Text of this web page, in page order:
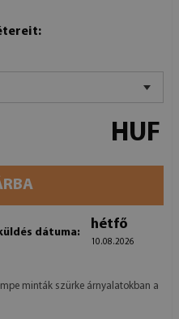
HUF
dátuma:
hétfő
10.08.2026
minták szürke árnyalatokban a